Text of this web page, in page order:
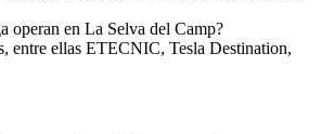
operan en La Selva del Camp?
entre ellas ETECNIC, Tesla Destination,